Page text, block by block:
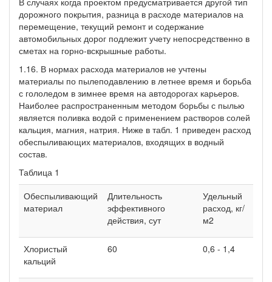
дорожного покрытия, разница в расходе материалов на
перемещение, текущий ремонт и содержание
автомобильных дорог подлежит учету непосредственно в
сметах на горно-вскрышные работы.
1.16. В нормах расхода материалов не учтены
материалы по пылеподавлению в летнее время и борьба
с гололедом в зимнее время на автодорогах карьеров.
Наиболее распространенным методом борьбы с пылью
является поливка водой с применением растворов солей
кальция, магния, натрия. Ниже в табл. 1 приведен расход
обеспыливающих материалов, входящих в водный
состав.
Таблица 1
Обеспыливающий
материал
Длительность
эффективного
действия, сут
Удельный
расход, кг/
м2
Хлористый
кальций
60 0,6 - 1,4